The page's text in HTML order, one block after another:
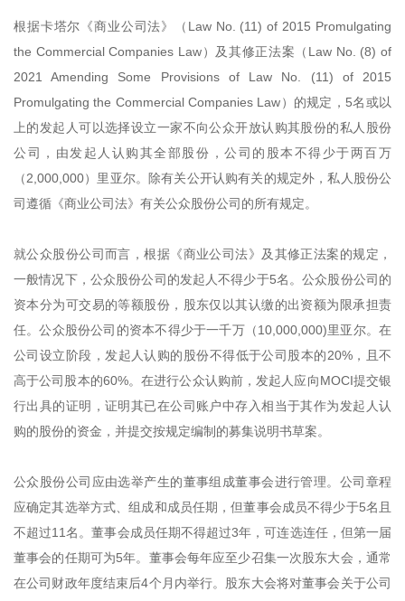
根据卡塔尔《商业公司法》（Law No. (11) of 2015 Promulgating
the Commercial Companies Law）及其修正法案（Law No. (8) of
2021 Amending Some Provisions of Law No. (11) of 2015
Promulgating the Commercial Companies Law）的规定，5名或以
上的发起人可以选择设立一家不向公众开放认购其股份的私人股份
公司，由发起人认购其全部股份，公司的股本不得少于两百万
（2,000,000）里亚尔。除有关公开认购有关的规定外，私人股份公
司遵循《商业公司法》有关公众股份公司的所有规定。
就公众股份公司而言，根据《商业公司法》及其修正法案的规定，
一般情况下，公众股份公司的发起人不得少于5名。公众股份公司的
资本分为可交易的等额股份，股东仅以其认缴的出资额为限承担责
任。公众股份公司的资本不得少于一千万（10,000,000)里亚尔。在
公司设立阶段，发起人认购的股份不得低于公司股本的20%，且不
高于公司股本的60%。在进行公众认购前，发起人应向MOCI提交银
行出具的证明，证明其已在公司账户中存入相当于其作为发起人认
购的股份的资金，并提交按规定编制的募集说明书草案。
公众股份公司应由选举产生的董事组成董事会进行管理。公司章程
应确定其选举方式、组成和成员任期，但董事会成员不得少于5名且
不超过11名。董事会成员任期不得超过3年，可连选连任，但第一届
董事会的任期可为5年。董事会每年应至少召集一次股东大会，通常
在公司财政年度结束后4个月内举行。股东大会将对董事会关于公司